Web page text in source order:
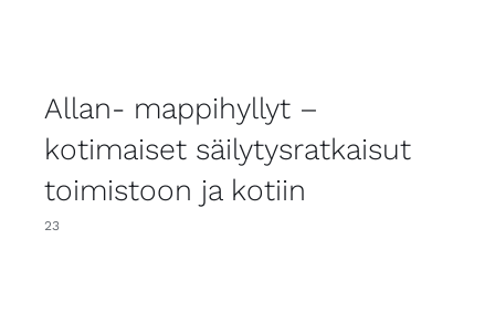
Allan- mappihyllyt –
kotimaiset säilytysratkaisut
toimistoon ja kotiin
23